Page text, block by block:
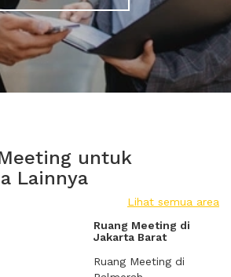
untuk
Lainnya
Lihat semua area
Ruang Meeting di
Jakarta Barat
Ruang Meeting di